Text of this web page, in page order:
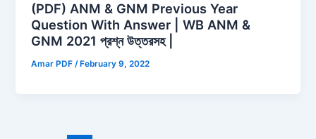
(PDF) ANM & GNM Previous Year
Question With Answer | WB ANM &
GNM 2021 প্রশ্ন উত্তরসহ |
Amar PDF/ February 9, 2022